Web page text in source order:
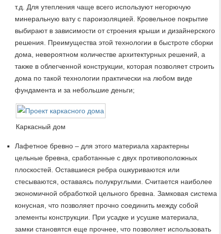
т.д. Для утепления чаще всего используют негорючую
минеральную вату с пароизоляцией. Кровельное покрытие
выбирают в зависимости от строения крыши и дизайнерского
решения. Преимущества этой технологии в быстроте сборки
дома, невероятном количестве архитектурных решений, а
также в облегченной конструкции, которая позволяет строить
дома по такой технологии практически на любом виде
фундамента и за небольшие деньги;
Каркасный дом
Лафетное бревно – для этого материала характерны
цельные бревна, сработанные с двух противоположных
плоскостей. Оставшиеся ребра ошкуриваются или
стесываются, оставаясь полукруглыми. Считается наиболее
экономичной обработкой цельного бревна. Замковая система
конусная, что позволяет прочно соединить между собой
элементы конструкции. При усадке и усушке материала,
замки становятся еще прочнее, что позволяет использовать